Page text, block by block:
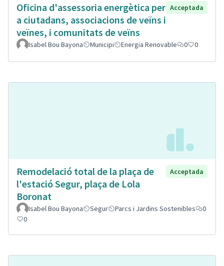
Oficina d'assessoria energètica per
a ciutadans, associacions de veïns i
veïnes, i comunitats de veïns
Acceptada
Isabel Bou Bayona Municipi Energia Renovable 0 0
Remodelació total de la plaça de
l'estació Segur, plaça de Lola
Boronat
Acceptada
Isabel Bou Bayona Segur Parcs i Jardins Sostenibles
0
0